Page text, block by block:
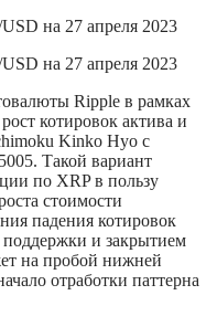
Ripple в рамках
котировок актива и
Kinko Hyo с
Такой вариант
по XRP в пользу
стоимости
падения котировок
и закрытием
на пробой нижней
отработки паттерна